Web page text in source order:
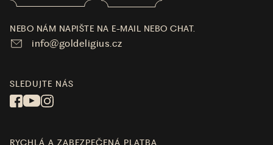
NEBO NÁM NAPIŠTE NA E-MAIL NEBO CHAT.
info@goldeligius.cz
SLEDUJTE NÁS
RYCHLÁ A ZABEZPEČENÁ PLATBA